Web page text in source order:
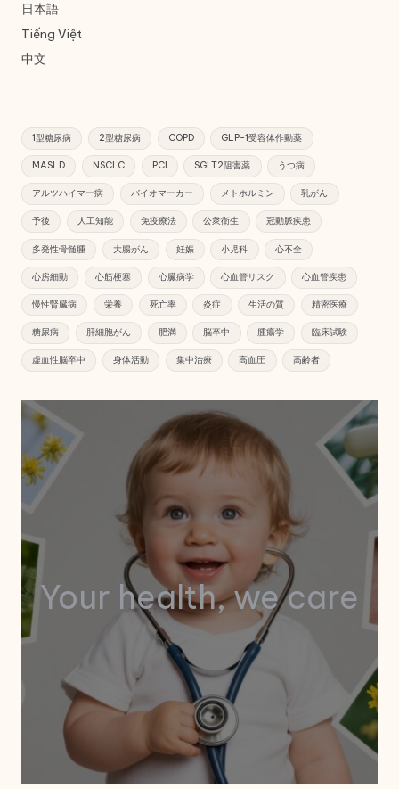
日本語
Tiếng Việt
中文
1型糖尿病 2型糖尿病 COPD GLP-1受容体作動薬
MASLD NSCLC PCI SGLT2阻害薬 うつ病
アルツハイマー病 バイオマーカー メトホルミン 乳がん
予後 人工知能 免疫療法 公衆衛生 冠動脈疾患
多発性骨髄腫 大腸がん 妊娠 小児科 心不全
心房細動 心筋梗塞 心臓病学 心血管リスク 心血管疾患
慢性腎臓病 栄養 死亡率 炎症 生活の質 精密医療
糖尿病 肝細胞がん 肥満 脳卒中 腫瘍学 臨床試験
虚血性脳卒中 身体活動 集中治療 高血圧 高齢者
Your health, we care